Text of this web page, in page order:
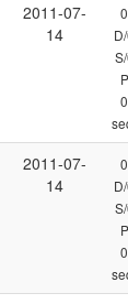
2011-07-
14
0
P
0
2011-07-
14
0
P
0